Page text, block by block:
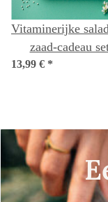
Vitaminerijke
zaad-cadeau
13,99 € *